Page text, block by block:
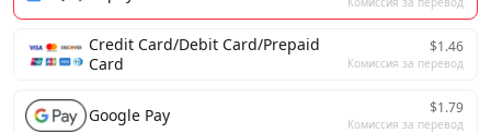
Credit Card/Debit Card/Prepaid
Card
$1.46
Комиссия за перевод
Google Pay $1.79
Комиссия за перевод